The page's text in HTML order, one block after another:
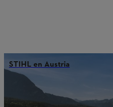
STIHL en Austria